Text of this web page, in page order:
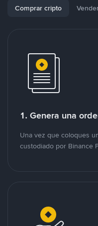
Comprar cripto
1. Genera una
Una vez que coloques
custodiado por Binance